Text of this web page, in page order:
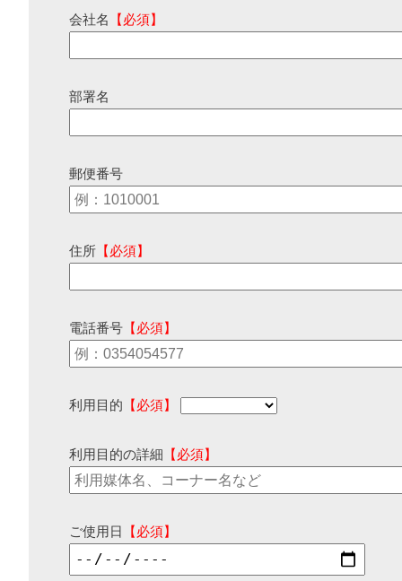
会社名 【必須】
部署名
郵便番号
住所 【必須】
電話番号 【必須】
利用目的 【必須】
利用目的の詳細 【必須】
ご使用日 【必須】